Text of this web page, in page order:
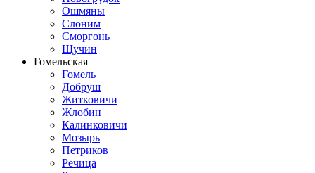
Ошмяны
Слоним
Сморгонь
Щучин
Гомельская
Гомель
Добруш
Житковичи
Жлобин
Калинковичи
Мозырь
Петриков
Речица